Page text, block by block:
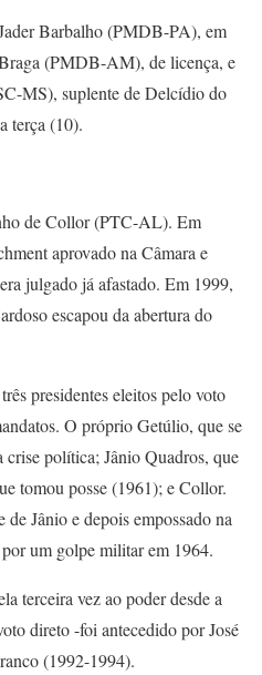
Barbalho (PMDB-PA), em
(PMDB-AM), de licença, e
MS), suplente de Delcídio do
terça (10).
de Collor (PTC-AL). Em
aprovado na Câmara e
julgado já afastado. Em 1999,
escapou da abertura do
presidentes eleitos pelo voto
O próprio Getúlio, que se
política; Jânio Quadros, que
tomou posse (1961); e Collor.
Jânio e depois empossado na
um golpe militar em 1964.
terceira vez ao poder desde a
direto -foi antecedido por José
(1992-1994).